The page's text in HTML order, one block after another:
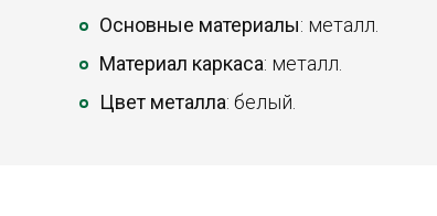
Основные материалы: металл.
Материал каркаса: металл.
Цвет металла: белый.